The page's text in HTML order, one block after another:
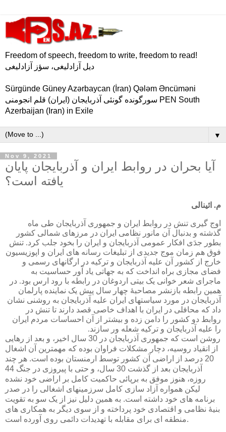
Freedom of speech, freedom to write, freedom to read!
دیل آزادلیغی، سؤز آزادلیغی
Sürgünde Güney Azərbaycan (İran) Qələm Əncüməni
سورگونده گونئی آذربایجان (ایران) قلم انجومنی PEN South
Azerbaijan (Iran) in Exile
▼
Nov 9, 2021
آیا بحران در روابط ایران و آذربایجان پایان
یافته است؟
م. ائینالی
اوج گیری تنش در روابط ایران و جمهوری آذربایجان طی ماه
گذشته و بدنبال آن مانور نظامی ایران در مرزهای شمالی کشور
بطور جدَی افکار عمومی آذربایجان و ایران را بخود جلب کرد. تنش
فوق هم زمان موج جدیدی از تبلیغات رسانه های ایران و اپوزیسیون
خارج از کشور آن علیه آذربایجان و ترکیه در ارگانهای رسمی و
فضای مجازی براه انداخت که به جهاتی یاد آور حساسیت به
ماجرای شعر خوانی یک بیتی اردوغان در رابطه با رود ارس بود. در
همین رابطه بازنشر مصاحبۀ چهار سال پیش یک نماینده پارلمان
آذربایجان در مورد سیاستهای ایران علیه آذربایجان به روشنی نشان
داد که محافلی در ایران با اهداف خاصی قصد دارند تا تنش در
روابط دو کشور را دامن زده و بیشتر از آن احساسات مردم ایران
را علیه آذربایجان و ترکیه شعله ور سازند.
روشن است که جمهوری آذربایجان در 30 سال اخیر، و بعد از رهایی
از انقیاد روسیه، دچار مشکلات فراوان بوده که مهمترین آن اشغال
20 درصد از اراضی آن کشور توسط ارمنستان بوده است. هر چند
آذربایجان بعد از گذشت 30 سال، و حتی با پیروزی در جنگ 44
روزه، هنوز موفق به برپائی حاکمیت کامل بر اراضی خود نشده
لیکن همواره آزاد سازی کامل سرزمینهای اشغالی را در صدر
برنامه های خود داشته است. به همین دلیل نیز از یک سو به تقویت
بنیۀ نظامی و اقتصادی خود پرداخته و از سوی دیگر به همکاری های
منطقه ای برای مقابله با تهدیدات دائمی روی آورده است.